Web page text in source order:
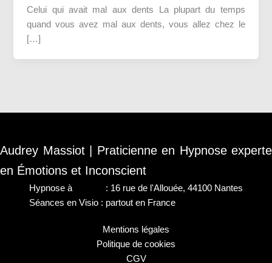
Celui qui avait mal aux dents La plupart du temps
quand vous avez mal aux dents, vous allez chez le
[…]
Audrey Massiot | Praticienne en Hypnose experte
en Émotions et Inconscient
Hypnose à
: 16 rue de l'Allouée, 44100 Nantes
Séances en Visio : partout en France
Mentions légales
Politique de cookies
CGV